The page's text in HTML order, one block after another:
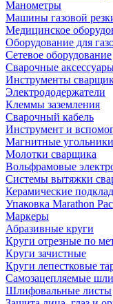
Манометры
Машины газовой
Медицинское
Оборудование для
Сетевое оборудование
Сварочные
Инструменты
Электрододержатели
Клеммы заземления
Сварочный кабель
Инструмент и
Магнитные угольники
Молотки сварщика
Вольфрамовые
Системы вытяжки
Керамические
Упаковка Marathon Pac
Маркеры
Абразивные круги
Круги отрезные по
Круги зачистные
Круги лепестковые
Самозацепляемые
Шлифовальные листы